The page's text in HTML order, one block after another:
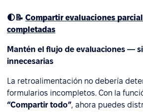
🌓📝 Compartir evaluaciones
completadas
Mantén el flujo de evaluaciones —
innecesarias
La retroalimentación no debería
formularios incompletos. Con la
“Compartir todo”, ahora puedes